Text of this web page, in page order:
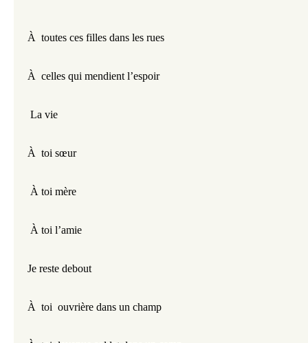
À  toutes ces filles dans les rues
À  celles qui mendient l’espoir
La vie
À  toi sœur
À toi mère
À toi l’amie
Je reste debout
À  toi  ouvrière dans un champ